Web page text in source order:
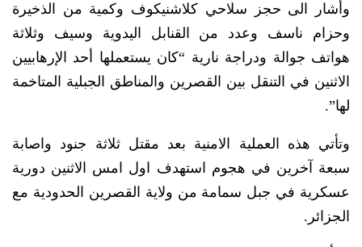
وأشار الى حجز سلاحي كلاشنيكوف وكمية من الذخيرة
وحزام ناسف وعدد من القنابل اليدوية وسيف وثلاثة
هواتف جوالة ودراجة نارية “كان يستعملها أحد الإرهابيين
الاثنين في التنقل بين القصرين والمناطق الجبلية المتاخمة
لها”.
وتأتي هذه العملية الامنية بعد مقتل ثلاثة جنود واصابة
سبعة آخرين في هجوم استهدف اول امس الاثنين دورية
عسكرية في جبل سمامة من ولاية القصرين الحدودية مع
الجزائر.